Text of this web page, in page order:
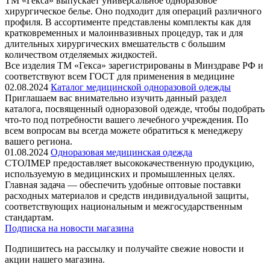
хирургическое белье. Оно подходит для операций различного
профиля. В ассортименте представлены комплекты как для
кратковременных и малоинвазивных процедур, так и для
длительных хирургических вмешательств с большим
количеством отделяемых жидкостей.
Все изделия ТМ «Гекса» зарегистрированы в Минздраве РФ и
соответствуют всем ГОСТ для применения в медицине
02.08.2024 Каталог медицинской одноразовой одежды
Приглашаем вас внимательно изучить данный раздел
каталога, посвященный одноразовой одежде, чтобы подобрать
что-то под потребности вашего лечебного учреждения. По
всем вопросам вы всегда можете обратиться к менеджеру
вашего региона.
01.08.2024 Одноразовая медицинская одежда
СТОЛМЕР предоставляет высококачественную продукцию,
используемую в медицинских и промышленных целях.
Главная задача — обеспечить удобные оптовые поставки
расходных материалов и средств индивидуальной защиты,
соответствующих национальным и межгосударственным
стандартам.
Подписка на новости магазина
Подпишитесь на рассылку и получайте свежие новости и
акции нашего магазина.